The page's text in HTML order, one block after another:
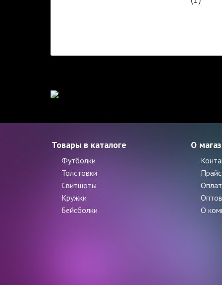
Товары в каталоге
Футболки
Толстовки
Свитшоты
Кружки
Бейсболки
О
Прайс
О